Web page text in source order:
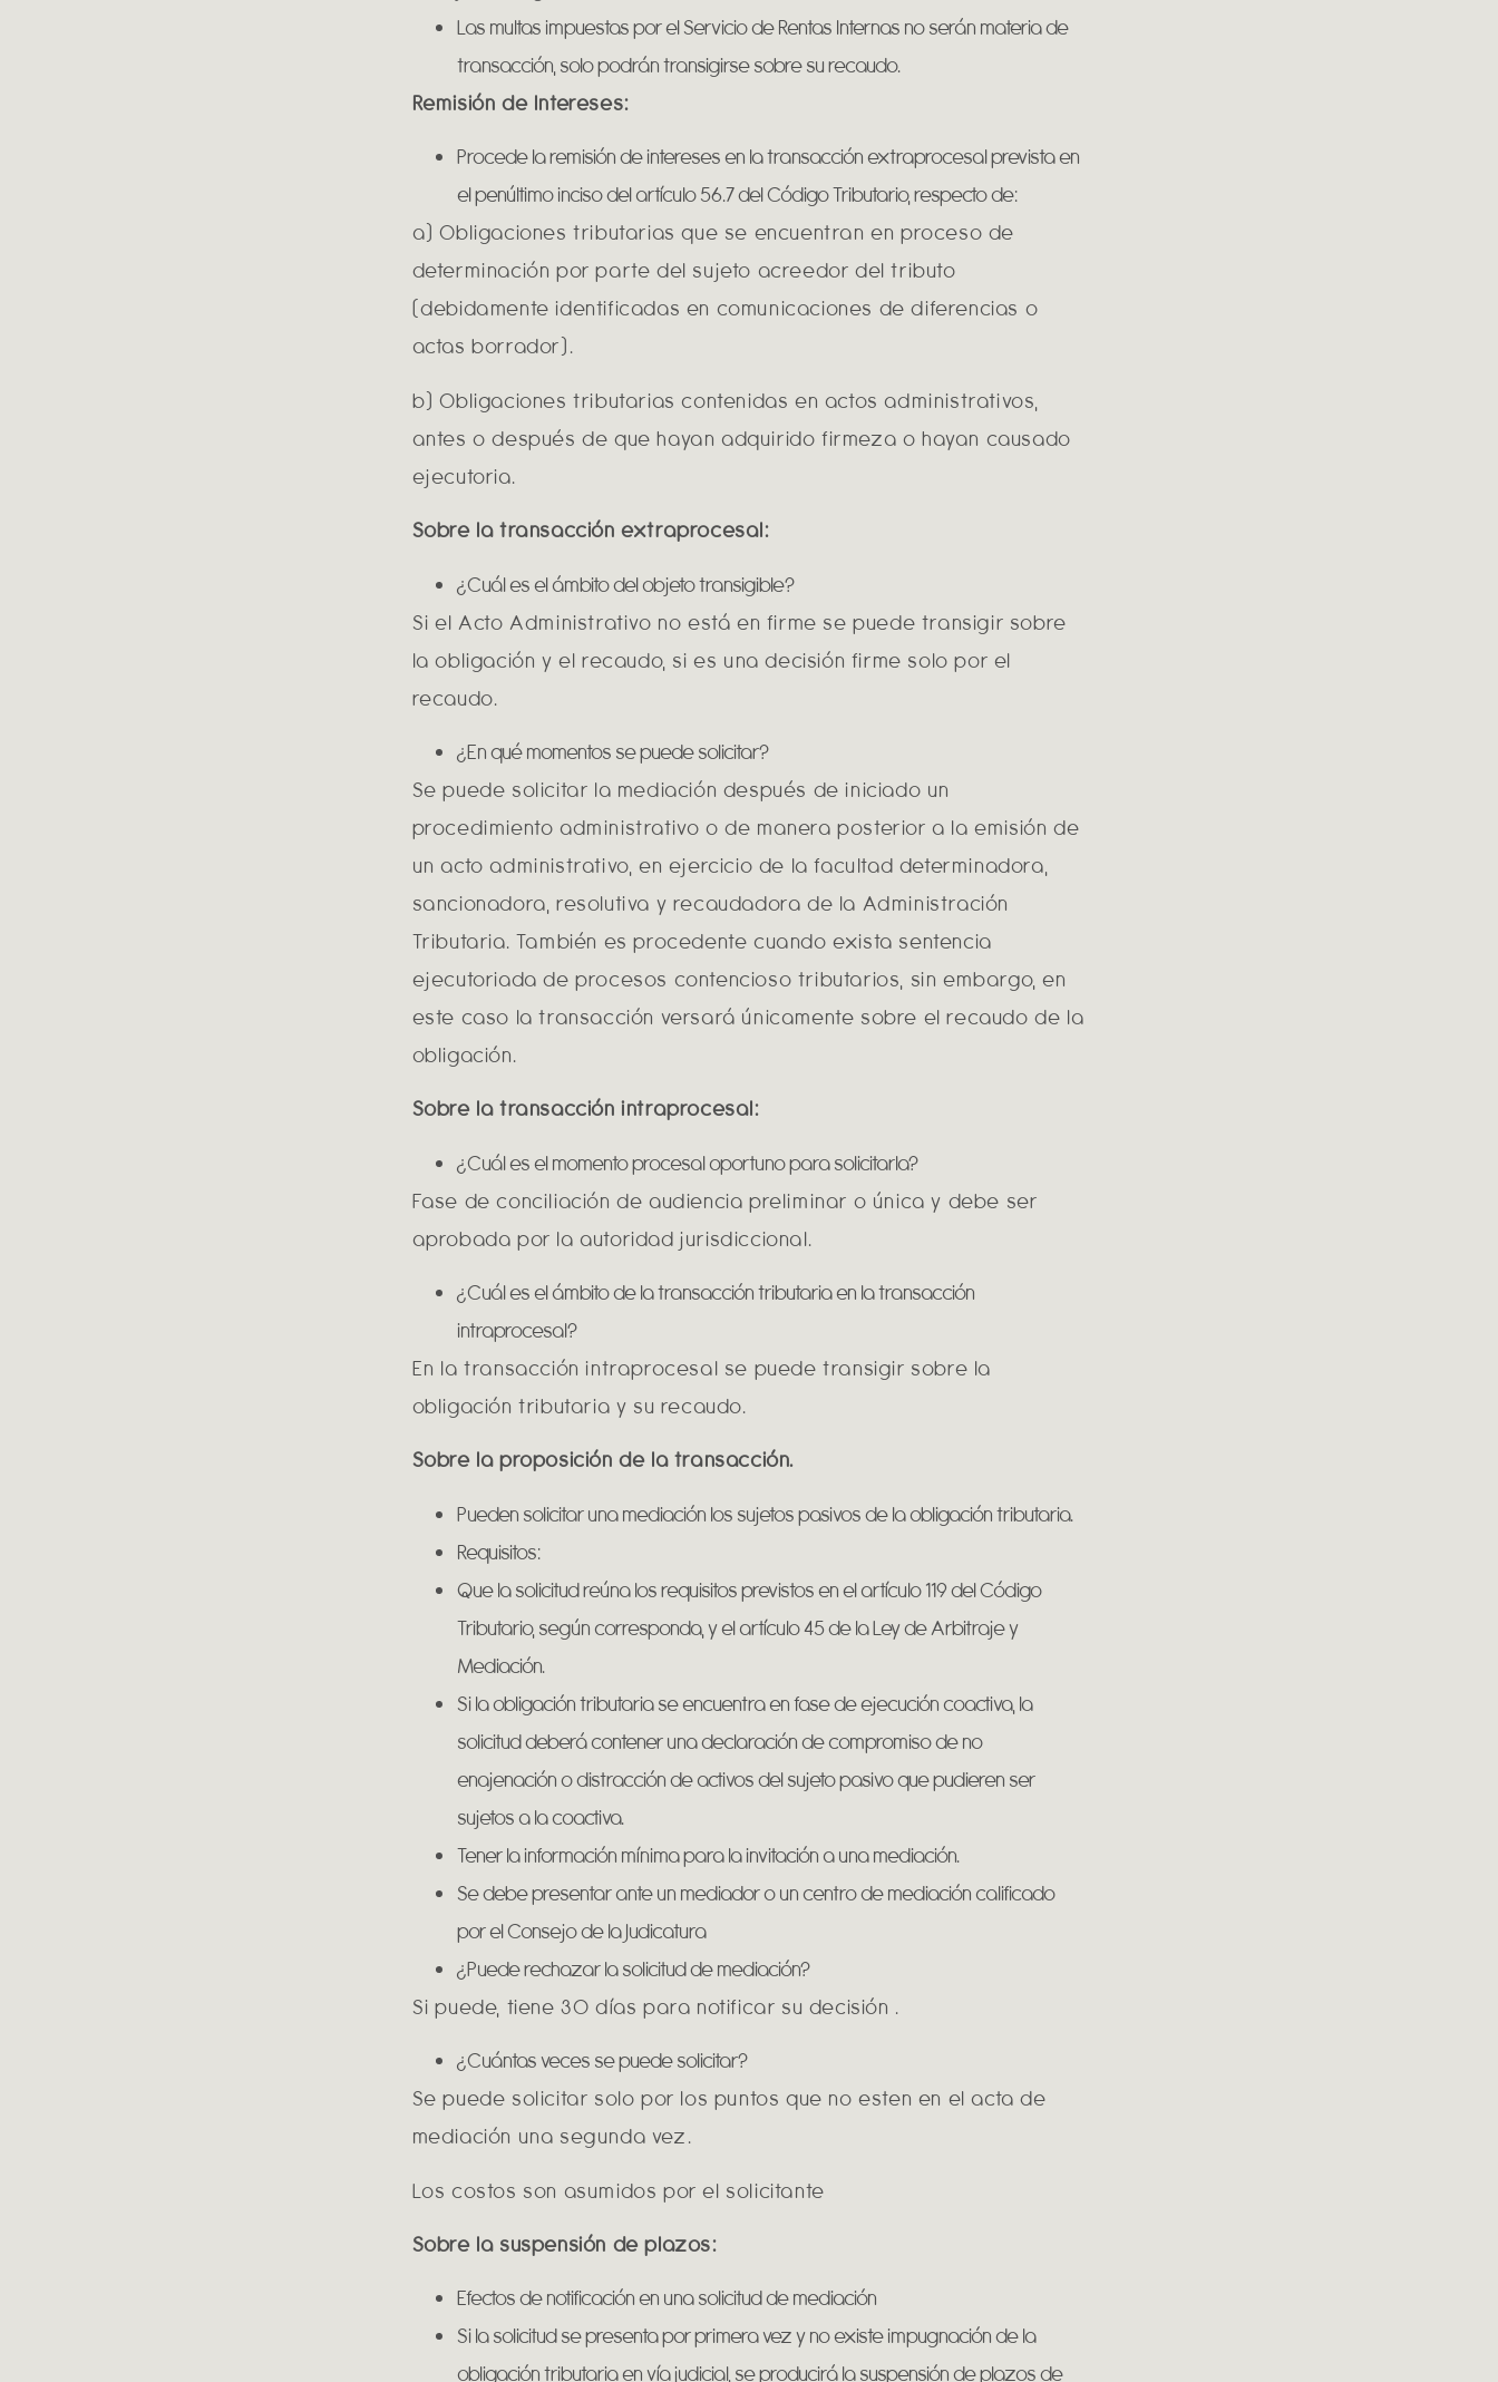
Las multas impuestas por el Servicio de Rentas Internas no serán materia de
transacción, solo podrán transigirse sobre su recaudo.
Remisión de Intereses:
Procede la remisión de intereses en la transacción extraprocesal prevista en
el penúltimo inciso del artículo 56.7 del Código Tributario, respecto de:
a) Obligaciones tributarias que se encuentran en proceso de
determinación por parte del sujeto acreedor del tributo
(debidamente identificadas en comunicaciones de diferencias o
actas borrador).
b) Obligaciones tributarias contenidas en actos administrativos,
antes o después de que hayan adquirido firmeza o hayan causado
ejecutoria.
Sobre la transacción extraprocesal:
¿Cuál es el ámbito del objeto transigible?
Si el Acto Administrativo no está en firme se puede transigir sobre
la obligación y el recaudo, si es una decisión firme solo por el
recaudo.
¿En qué momentos se puede solicitar?
Se puede solicitar la mediación después de iniciado un
procedimiento administrativo o de manera posterior a la emisión de
un acto administrativo, en ejercicio de la facultad determinadora,
sancionadora, resolutiva y recaudadora de la Administración
Tributaria. También es procedente cuando exista sentencia
ejecutoriada de procesos contencioso tributarios, sin embargo, en
este caso la transacción versará únicamente sobre el recaudo de la
obligación.
Sobre la transacción intraprocesal:
¿Cuál es el momento procesal oportuno para solicitarla?
Fase de conciliación de audiencia preliminar o única y debe ser
aprobada por la autoridad jurisdiccional.
¿Cuál es el ámbito de la transacción tributaria en la transacción
intraprocesal?
En la transacción intraprocesal se puede transigir sobre la
obligación tributaria y su recaudo.
Sobre la proposición de la transacción.
Pueden solicitar una mediación los sujetos pasivos de la obligación tributaria.
Requisitos:
Que la solicitud reúna los requisitos previstos en el artículo 119 del Código
Tributario, según corresponda, y el artículo 45 de la Ley de Arbitraje y
Mediación.
Si la obligación tributaria se encuentra en fase de ejecución coactiva, la
solicitud deberá contener una declaración de compromiso de no
enajenación o distracción de activos del sujeto pasivo que pudieren ser
sujetos a la coactiva.
Tener la información mínima para la invitación a una mediación.
Se debe presentar ante un mediador o un centro de mediación calificado
por el Consejo de la Judicatura
¿Puede rechazar la solicitud de mediación?
Si puede, tiene 30 días para notificar su decisión .
¿Cuántas veces se puede solicitar?
Se puede solicitar solo por los puntos que no esten en el acta de
mediación una segunda vez.
Los costos son asumidos por el solicitante
Sobre la suspensión de plazos:
Efectos de notificación en una solicitud de mediación
Si la solicitud se presenta por primera vez y no existe impugnación de la
obligación tributaria en vía judicial, se producirá la suspensión de plazos de